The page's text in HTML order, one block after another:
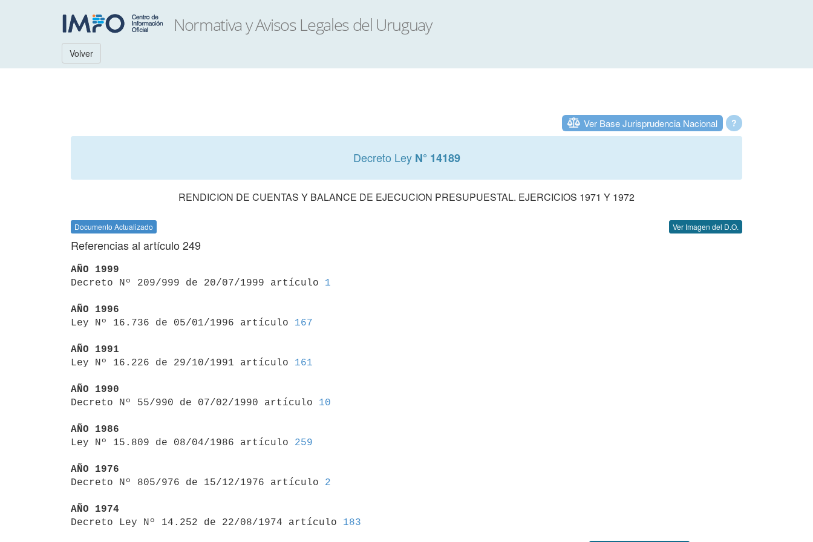
Volver
?
Ver Base Jurisprudencia Nacional
Decreto Ley N° 14189
RENDICION DE CUENTAS Y BALANCE DE EJECUCION PRESUPUESTAL. EJERCICIOS 1971 Y 1972
Documento Actualizado Ver Imagen del D.O.
Referencias al artículo 249
AÑO 1999
Decreto Nº 209/999 de 20/07/1999 artículo 1
AÑO 1996
Ley Nº 16.736 de 05/01/1996 artículo 167
AÑO 1991
Ley Nº 16.226 de 29/10/1991 artículo 161
AÑO 1990
Decreto Nº 55/990 de 07/02/1990 artículo 10
AÑO 1986
Ley Nº 15.809 de 08/04/1986 artículo 259
AÑO 1976
Decreto Nº 805/976 de 15/12/1976 artículo 2
AÑO 1974
Decreto Ley Nº 14.252 de 22/08/1974 artículo 183